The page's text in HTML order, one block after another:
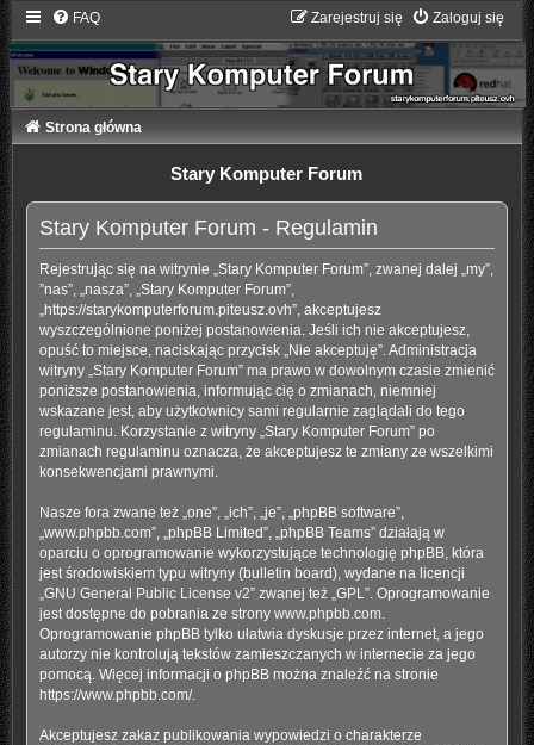
FAQ Zaloguj się
Zarejestruj się
Strona główna
Stary Komputer Forum
Stary Komputer Forum - Regulamin
Rejestrując się na witrynie „Stary Komputer Forum”, zwanej dalej „my”,
”nas”, „nasza”, „Stary Komputer Forum”,
„https://starykomputerforum.piteusz.ovh”, akceptujesz
wyszczególnione poniżej postanowienia. Jeśli ich nie akceptujesz,
opuść to miejsce, naciskając przycisk „Nie akceptuję”. Administracja
witryny „Stary Komputer Forum” ma prawo w dowolnym czasie zmienić
poniższe postanowienia, informując cię o zmianach, niemniej
wskazane jest, aby użytkownicy sami regularnie zaglądali do tego
regulaminu. Korzystanie z witryny „Stary Komputer Forum” po
zmianach regulaminu oznacza, że akceptujesz te zmiany ze wszelkimi
konsekwencjami prawnymi.
Nasze fora zwane też „one”, „ich”, „je”, „phpBB software”,
„www.phpbb.com”, „phpBB Limited”, „phpBB Teams” działają w
oparciu o oprogramowanie wykorzystujące technologię phpBB, która
jest środowiskiem typu witryny (bulletin board), wydane na licencji
GNU General Public License v2” zwanej też „GPL”. Oprogramowanie
jest dostępne do pobrania ze strony www.phpbb.com.
Oprogramowanie phpBB tylko ułatwia dyskusje przez internet, a jego
autorzy nie kontrolują tekstów zamieszczanych w internecie za jego
pomocą. Więcej informacji o phpBB można znaleźć na stronie
https://www.phpbb.com/.
Akceptujesz zakaz publikowania wypowiedzi o charakterze